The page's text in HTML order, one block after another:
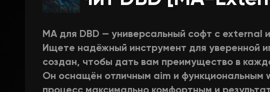
MA для DBD — универсальный софт с external
Ищете надёжный инструмент для уверенной
создан, чтобы дать вам преимущество в
Он оснащён отличным aim и функциональным